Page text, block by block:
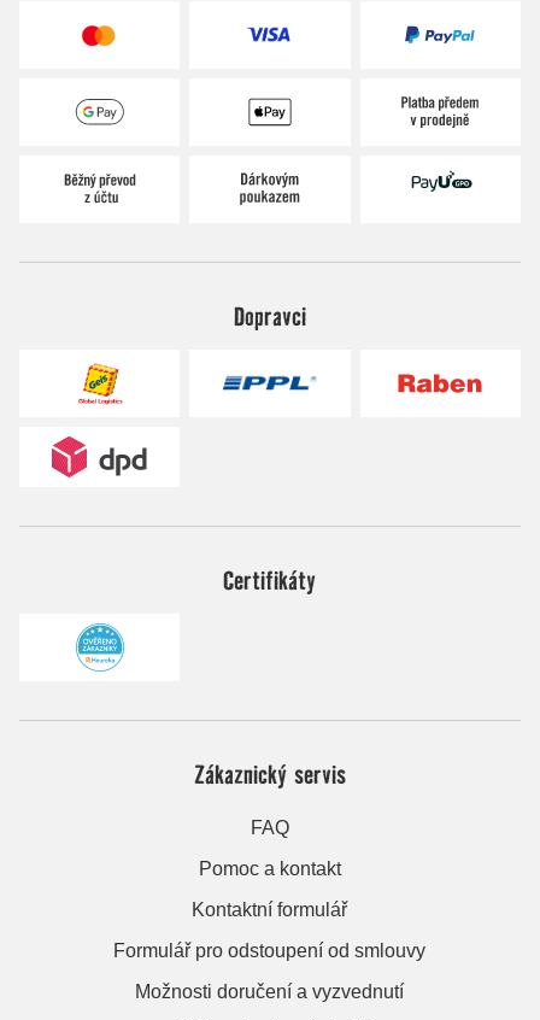
Dopravci
Certifikáty
Zákaznický servis
FAQ
Pomoc a kontakt
Kontaktní formulář
Formulář pro odstoupení od smlouvy
Možnosti doručení a vyzvednutí